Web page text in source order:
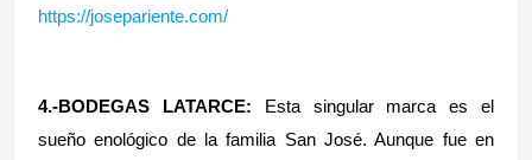
https://josepariente.com/
4.-BODEGAS LATARCE: Esta singular marca es el
sueño enológico de la familia San José. Aunque fue en